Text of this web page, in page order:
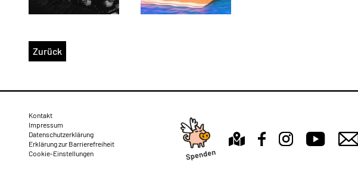
Zurück
Rechtliches
Kontakt
Impressum
Datenschutzerklärung
Erklärung zur Barrierefreiheit
Cookie-Einstellungen